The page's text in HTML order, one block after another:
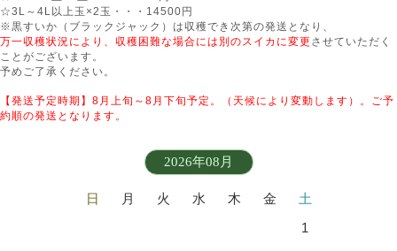
☆3L～4L以上玉×2玉・・・14500円
※黒すいか（ブラックジャック）は収穫でき次第の発送となり、
万一収穫状況により、収穫困難な場合には別のスイカに変更させていただく
ことがございます。
予めご了承ください。
【発送予定時期】8月上旬～8月下旬予定。（天候により変動します）。
ご予
約順の発送となります。
2026年08月
日 月 火 水 木 金
土
1